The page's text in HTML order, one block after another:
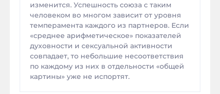
изменится. Успешность союза с таким
человеком во многом зависит от уровня
темперамента каждого из партнеров. Если
«среднее арифметическое» показателей
духовности и сексуальной активности
совпадает, то небольшие несоответствия
по каждому из них в отдельности «общей
картины» уже не испортят.